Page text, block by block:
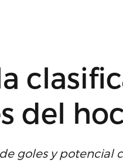
del
goles y potencial